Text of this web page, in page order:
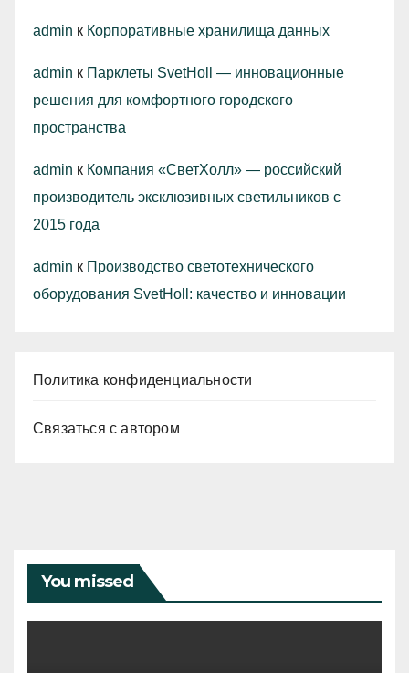
admin к Корпоративные хранилища данных
admin к Парклеты SvetHoll — инновационные
решения для комфортного городского
пространства
admin к Компания «СветХолл» — российский
производитель эксклюзивных светильников с
2015 года
admin к Производство светотехнического
оборудования SvetHoll: качество и инновации
Политика конфиденциальности
Связаться с автором
You missed